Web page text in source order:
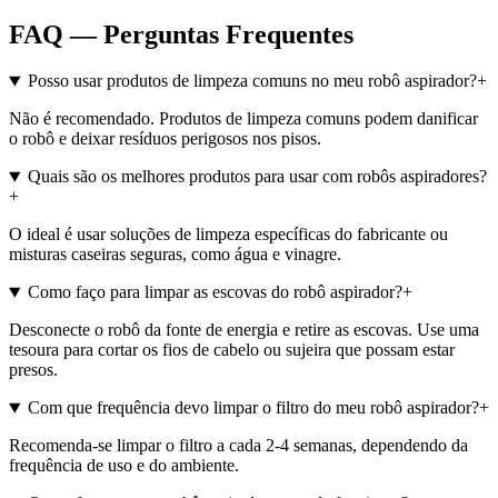
FAQ — Perguntas Frequentes
Posso usar produtos de limpeza comuns no meu robô aspirador?+
Não é recomendado. Produtos de limpeza comuns podem danificar
o robô e deixar resíduos perigosos nos pisos.
Quais são os melhores produtos para usar com robôs aspiradores?
+
O ideal é usar soluções de limpeza específicas do fabricante ou
misturas caseiras seguras, como água e vinagre.
Como faço para limpar as escovas do robô aspirador?+
Desconecte o robô da fonte de energia e retire as escovas. Use uma
tesoura para cortar os fios de cabelo ou sujeira que possam estar
presos.
Com que frequência devo limpar o filtro do meu robô aspirador?+
Recomenda-se limpar o filtro a cada 2-4 semanas, dependendo da
frequência de uso e do ambiente.